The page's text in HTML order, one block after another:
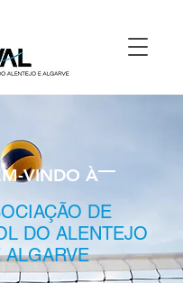
VINDO À
DE
DO ALENTEJO
ALGARVE